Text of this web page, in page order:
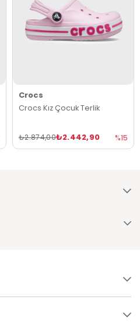
Crocs
Crocs Kız Çocuk Terlik
₺2.442,90
₺2.874,00 %15